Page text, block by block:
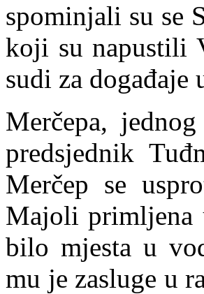
spominjali su se
koji su napustili
sudi za
Merčepa,
predsjednik
Merčep se
Majoli primljena
bilo mjesta u
mu je zasluge u